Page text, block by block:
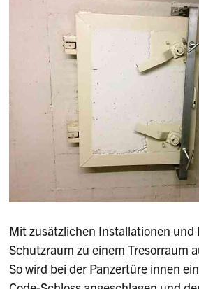
Mit zusätzlichen Installationen und
Schutzraum zu einem Tresorraum
So wird bei der Panzertüre innen